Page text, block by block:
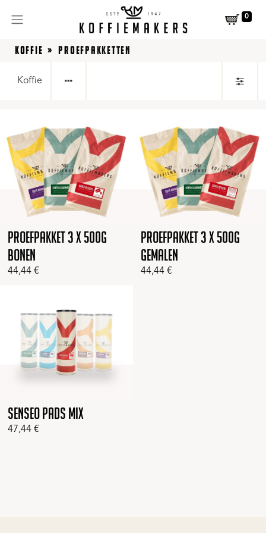
0
KOFFIE PROEFPAKKETTEN
Koffie
Proefpakket 3 x 500g
bonen
44,44 €
Proefpakket 3 x 500g
gemalen
44,44 €
Senseo Pads MIX
47,44 €